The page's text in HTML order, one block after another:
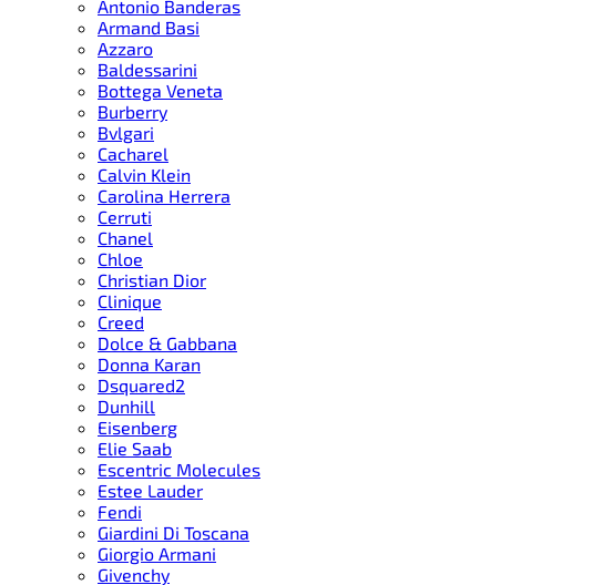
Antonio Banderas
Armand Basi
Azzaro
Baldessarini
Bottega Veneta
Burberry
Bvlgari
Cacharel
Calvin Klein
Carolina Herrera
Cerruti
Chanel
Chloe
Christian Dior
Clinique
Creed
Dolce & Gabbana
Donna Karan
Dsquared2
Dunhill
Eisenberg
Elie Saab
Escentric Molecules
Estee Lauder
Fendi
Giardini Di Toscana
Giorgio Armani
Givenchy